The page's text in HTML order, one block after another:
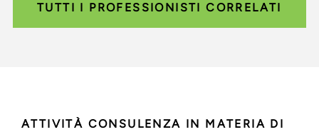
TUTTI I PROFESSIONISTI CORRELATI
ATTIVITÀ CONSULENZA IN MATERIA DI